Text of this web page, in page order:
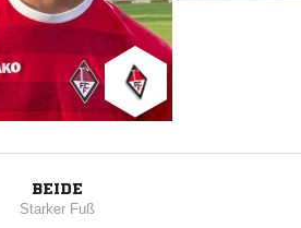
BEIDE
Starker Fuß